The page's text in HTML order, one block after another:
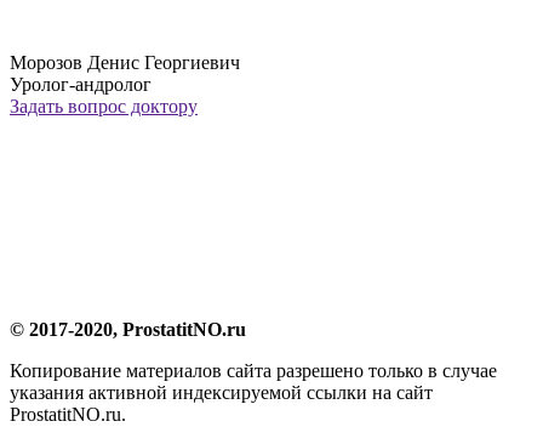
Морозов Денис Георгиевич
Уролог-андролог
Задать вопрос доктору
© 2017-2020, ProstatitNO.ru
Копирование материалов сайта разрешено только в случае
указания активной индексируемой ссылки на сайт
ProstatitNO.ru.